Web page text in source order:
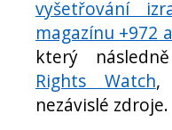
vyšetřování
magazínu +972
který
Rights Watch,
nezávislé zdroje.